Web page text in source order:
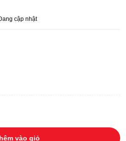
cập nhật
vào giỏ